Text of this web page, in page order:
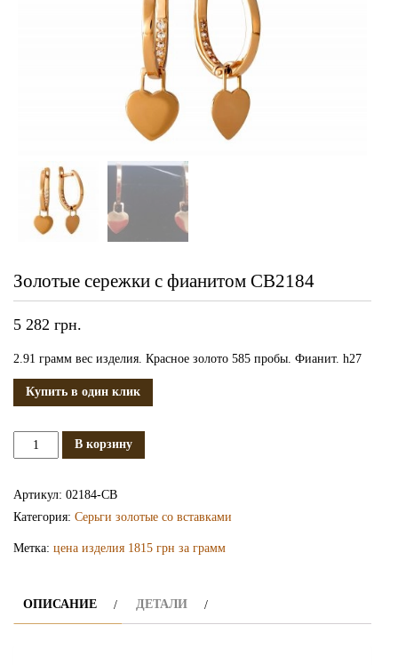
Золотые сережки с фианитом СВ2184
5 282 грн.
2.91 грамм вес изделия. Красное золото 585 пробы. Фианит. h27
Купить в один клик
Количество
СВ2184
В корзину
Артикул: 02184-СВ
Категория: Серьги золотые со вставками
Метка: цена изделия 1815 грн за грамм
ОПИСАНИЕ ДЕТАЛИ